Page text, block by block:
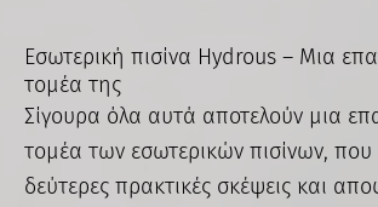
Εσωτερική πισίνα Hydrous – Μια
τομέα της
Σίγουρα όλα αυτά αποτελούν μια
τομέα των εσωτερικών πισίνων,
δεύτερες πρακτικές σκέψεις και